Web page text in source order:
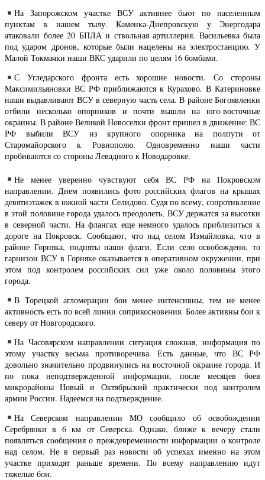
На Запорожском участке ВСУ активнее бьют по населенным
пунктам в нашем тылу. Каменка-Днепровскую у Энергодара
атаковали более 20 БПЛА и ствольная артиллерия. Васильевка была
под ударом дронов, которые были нацелены на электростанцию. У
Малой Токмачки наши ВКС ударили по целям 16 бомбами.
С Угледарского фронта есть хорошие новости. Со стороны
Максимильяновки ВС РФ приближаются к Курахово. В Катериновке
наши выдавливают ВСУ в северную часть села. В районе Богоявленки
отбили несколько опорников и почти вышли на юго-восточные
окраины. В районе Великой Новоселки фронт пришел в движение: ВС
РФ выбили ВСУ из крупного опорника на полпути от
Старомайорского к Ровнополю. Одновременно наши части
пробиваются со стороны Левадного к Новодаровке.
Не менее уверенно чувствуют себя ВС РФ на Покровском
направлении. Днем появились фото российских флагов на крышах
девятиэтажек в южной части Селидово. Судя по всему, сопротивление
в этой половине города удалось преодолеть, ВСУ держатся за высотки
в северной части. На флангах еще немного удалось приблизиться к
дороге на Покровск. Сообщают, что над селом Измайловка, что в
районе Горняка, подняты наши флаги. Если село освобождено, то
гарнизон ВСУ в Горняке оказывается в оперативном окружении, при
этом под контролем российских сил уже около половины этого
города.
В Торецкой агломерации бои менее интенсивны, тем не менее
активность есть по всей линии соприкосновения. Более активны бои к
северу от Новгородского.
На Часовярском направлении ситуация сложная, информация по
этому участку весьма противоречива. Есть данные, что ВС РФ
довольно значительно продвинулись на восточной окраине города. И
по пока неподтвержденной информации, после месяцев боев
микрорайоны Новый и Октябрьский практически под контролем
армии России. Надеемся на подтверждение.
На Северском направлении МО сообщило об освобождении
Серебрянки в 6 км от Северска. Однако, ближе к вечеру стали
появляться сообщения о преждевременности информации о контроле
над селом. Не в первый раз новости об успехах именно на этом
участке приходят раньше времени. По всему направлению идут
тяжелые бои.